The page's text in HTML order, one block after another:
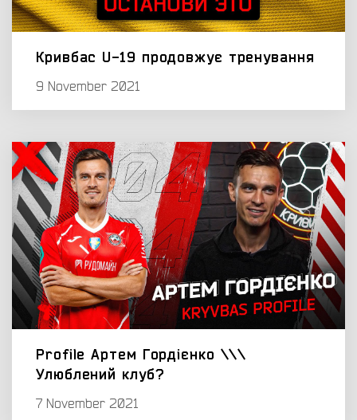
Кривбас U-19 продовжує тренування
9 November 2021
Profile Артем Гордієнко \\\
Улюблений клуб?
7 November 2021